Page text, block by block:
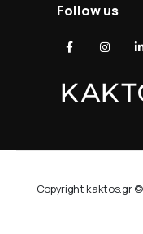
Follow us
Copyright kaktos.gr